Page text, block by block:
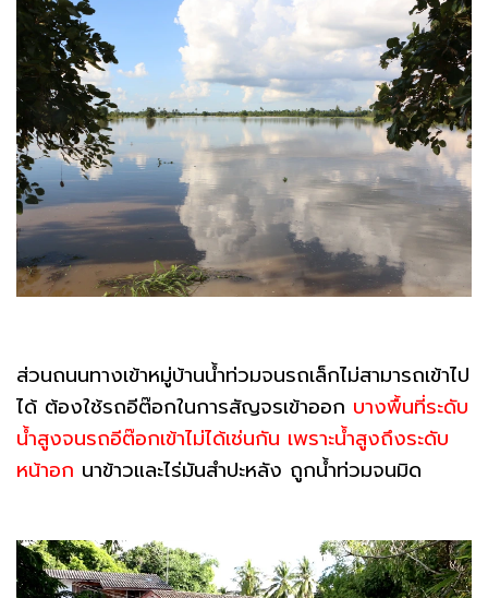
ส่วนถนนทางเข้าหมู่บ้านน้ำท่วมจนรถเล็กไม่สามารถเข้าไป
ได้ ต้องใช้รถอีต๊อกในการสัญจรเข้าออก บางพื้นที่ระดับ
น้ำสูงจนรถอีต๊อกเข้าไม่ได้เช่นกัน เพราะน้ำสูงถึงระดับ
หน้าอก นาข้าวและไร่มันสำปะหลัง ถูกน้ำท่วมจนมิด